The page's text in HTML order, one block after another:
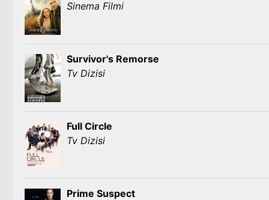
Sinema Filmi
Survivor's Remorse
Tv Dizisi
Full Circle
Tv Dizisi
Prime Suspect